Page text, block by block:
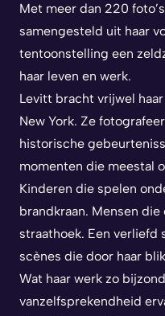
Met meer dan 220
samengesteld uit haar
tentoonstelling een
haar leven en werk.
Levitt bracht vrijwel
New York. Ze
historische
momenten die meestal
Kinderen die spelen
brandkraan. Mensen
straathoek. Een verliefd
scènes die door haar
Wat haar werk zo
vanzelfsprekendheid